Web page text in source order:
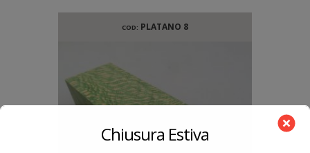
COD: PLATANO 8
Chiusura Estiva